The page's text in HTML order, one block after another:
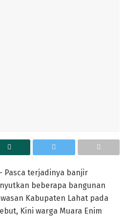
Pasca terjadinya banjir
beberapa bangunan
Kabupaten Lahat pada
Kini warga Muara Enim